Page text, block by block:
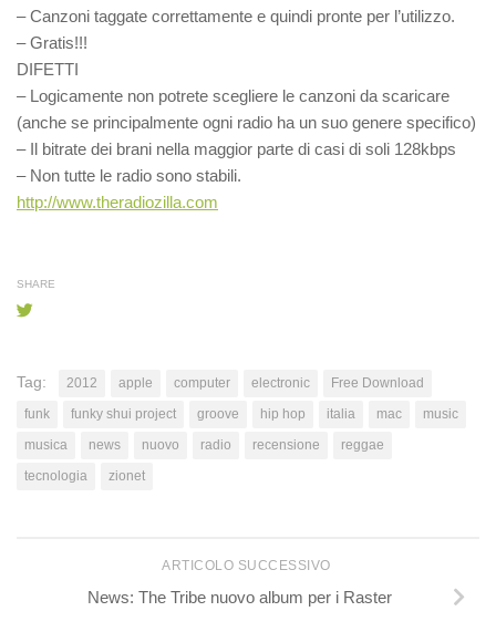
– Canzoni taggate correttamente e quindi pronte per l’utilizzo.
– Gratis!!!
DIFETTI
– Logicamente non potrete scegliere le canzoni da scaricare
(anche se principalmente ogni radio ha un suo genere specifico)
– Il bitrate dei brani nella maggior parte di casi di soli 128kbps
– Non tutte le radio sono stabili.
http://www.theradiozilla.com
SHARE
Tag: 2012 apple computer electronic
Free Download
funk
funky shui project groove hip hop italia mac
music
musica
news nuovo radio recensione
reggae
tecnologia
zionet
ARTICOLO SUCCESSIVO
News: The Tribe nuovo album per i Raster